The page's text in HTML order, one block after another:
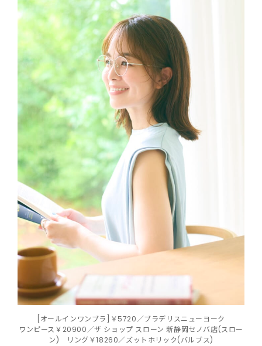
[オールインワンブラ]￥5720／ブラデリスニューヨーク
ワンピース￥20900／ザ ショップ スローン 新静岡セノバ店(スロー
ン) リング￥18260／ズットホリック(バルブス)